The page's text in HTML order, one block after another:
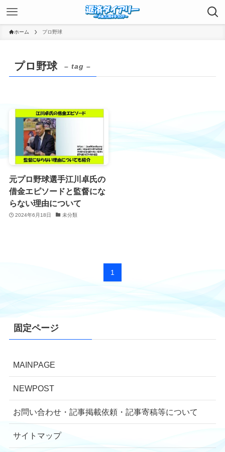
ホーム プロ野球
プロ野球 – tag –
元プロ野球選手江川卓氏の
借金エピソードと監督にな
らない理由について
2024年6月18日 未分類
1
固定ページ
MAINPAGE
NEWPOST
お問い合わせ・記事掲載依頼・記事寄稿等について
サイトマップ